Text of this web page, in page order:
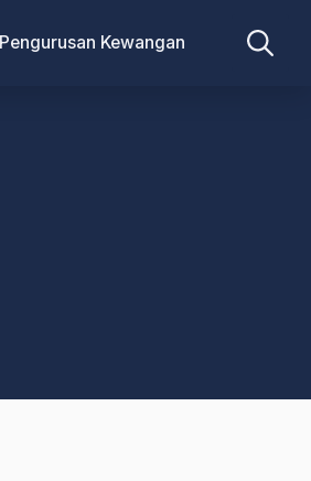
Pengurusan Kewangan